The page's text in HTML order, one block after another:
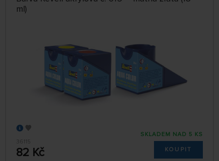
ml)
36115
82 Kč
SKLADEM NAD 5 KS
KOUPIT